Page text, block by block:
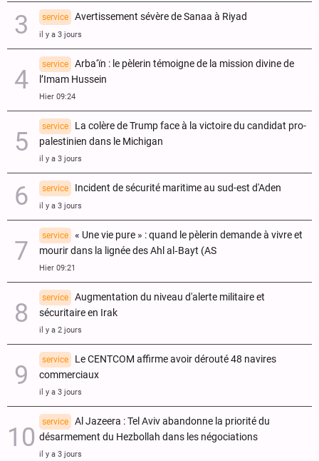
service Avertissement sévère de Sanaa à Riyad
il y a 3 jours
service
Arba‘ïn : le pèlerin témoigne de la mission divine de
l’Imam Hussein
Hier 09:24
service
La colère de Trump face à la victoire du candidat pro-
palestinien dans le Michigan
il y a 3 jours
service Incident de sécurité maritime au sud-est d'Aden
il y a 3 jours
service
« Une vie pure » : quand le pèlerin demande à vivre et
mourir dans la lignée des Ahl al‑Bayt (AS
Hier 09:21
service
Augmentation du niveau d'alerte militaire et
sécuritaire en Irak
il y a 2 jours
service
Le CENTCOM affirme avoir dérouté 48 navires
commerciaux
il y a 3 jours
service
Al Jazeera : Tel Aviv abandonne la priorité du
désarmement du Hezbollah dans les négociations
il y a 3 jours